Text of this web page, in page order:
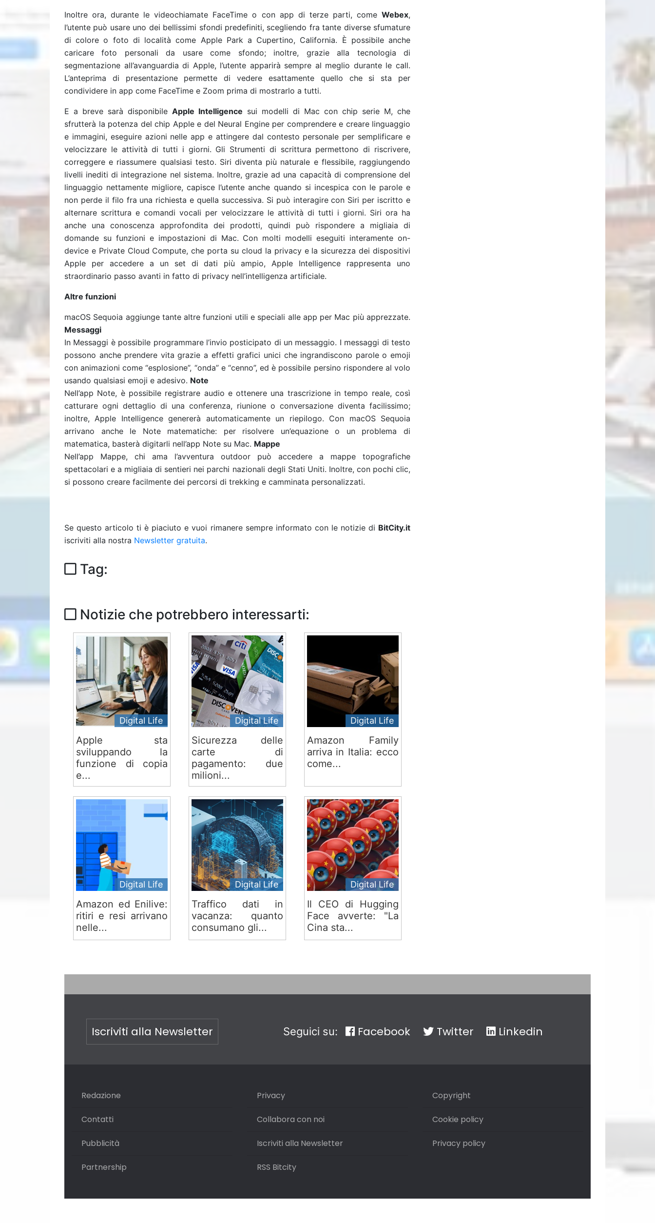
Inoltre ora, durante le videochiamate FaceTime o con app di terze parti, come Webex,
l’utente può usare uno dei bellissimi sfondi predefiniti, scegliendo fra tante diverse sfumature
di colore o foto di località come Apple Park a Cupertino, California. È possibile anche
caricare foto personali da usare come sfondo; inoltre, grazie alla tecnologia di
segmentazione all’avanguardia di Apple, l’utente apparirà sempre al meglio durante le call.
L’anteprima di presentazione permette di vedere esattamente quello che si sta per
condividere in app come FaceTime e Zoom prima di mostrarlo a tutti.
E a breve sarà disponibile Apple Intelligence sui modelli di Mac con chip serie M, che
sfrutterà la potenza del chip Apple e del Neural Engine per comprendere e creare linguaggio
e immagini, eseguire azioni nelle app e attingere dal contesto personale per semplificare e
velocizzare le attività di tutti i giorni. Gli Strumenti di scrittura permettono di riscrivere,
correggere e riassumere qualsiasi testo. Siri diventa più naturale e flessibile, raggiungendo
livelli inediti di integrazione nel sistema. Inoltre, grazie ad una capacità di comprensione del
linguaggio nettamente migliore, capisce l’utente anche quando si incespica con le parole e
non perde il filo fra una richiesta e quella successiva. Si può interagire con Siri per iscritto e
alternare scrittura e comandi vocali per velocizzare le attività di tutti i giorni. Siri ora ha
anche una conoscenza approfondita dei prodotti, quindi può rispondere a migliaia di
domande su funzioni e impostazioni di Mac. Con molti modelli eseguiti interamente on-
device e Private Cloud Compute, che porta su cloud la privacy e la sicurezza dei dispositivi
Apple per accedere a un set di dati più ampio, Apple Intelligence rappresenta uno
straordinario passo avanti in fatto di privacy nell’intelligenza artificiale.
Altre funzioni
macOS Sequoia aggiunge tante altre funzioni utili e speciali alle app per Mac più apprezzate.
Messaggi
In Messaggi è possibile programmare l’invio posticipato di un messaggio. I messaggi di testo
possono anche prendere vita grazie a effetti grafici unici che ingrandiscono parole o emoji
con animazioni come “esplosione”, “onda” e “cenno”, ed è possibile persino rispondere al volo
usando qualsiasi emoji e adesivo. Note
Nell’app Note, è possibile registrare audio e ottenere una trascrizione in tempo reale, così
catturare ogni dettaglio di una conferenza, riunione o conversazione diventa facilissimo;
inoltre, Apple Intelligence genererà automaticamente un riepilogo. Con macOS Sequoia
arrivano anche le Note matematiche: per risolvere un’equazione o un problema di
matematica, basterà digitarli nell’app Note su Mac. Mappe
Nell’app Mappe, chi ama l’avventura outdoor può accedere a mappe topografiche
spettacolari e a migliaia di sentieri nei parchi nazionali degli Stati Uniti. Inoltre, con pochi clic,
si possono creare facilmente dei percorsi di trekking e camminata personalizzati.
Se questo articolo ti è piaciuto e vuoi rimanere sempre informato con le notizie di BitCity.it
iscriviti alla nostra Newsletter gratuita.
Tag:
Notizie che potrebbero interessarti:
Digital Life
Apple sta
sviluppando la
funzione di copia
e...
Digital Life
Sicurezza delle
carte di
pagamento: due
milioni...
Digital Life
Amazon Family
arriva in Italia: ecco
come...
Digital Life
Amazon ed Enilive:
ritiri e resi arrivano
nelle...
Digital Life
Traffico dati in
vacanza: quanto
consumano gli...
Digital Life
Il CEO di Hugging
Face avverte: "La
Cina sta...
Iscriviti alla Newsletter Seguici su: Facebook Twitter Linkedin
Redazione
Contatti
Pubblicità
Partnership
Privacy
Collabora con noi
Iscriviti alla Newsletter
RSS Bitcity
Copyright
Cookie policy
Privacy policy